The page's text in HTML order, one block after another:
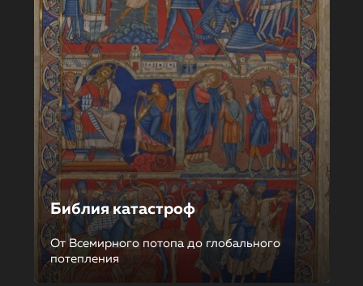
Библия катастроф
От Всемирного потопа до глобального
потепления